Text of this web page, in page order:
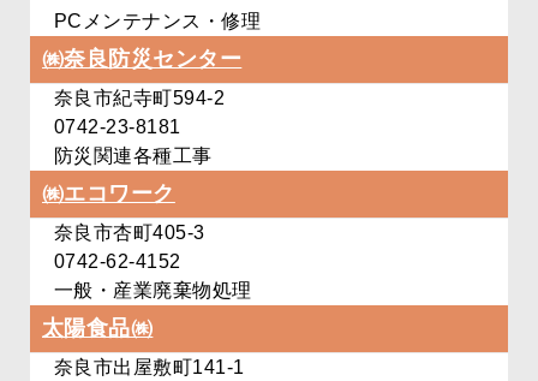
PCメンテナンス・修理
㈱奈良防災センター
奈良市紀寺町594-2
0742-23-8181
防災関連各種工事
㈱エコワーク
奈良市杏町405-3
0742-62-4152
一般・産業廃棄物処理
太陽食品㈱
奈良市出屋敷町141-1